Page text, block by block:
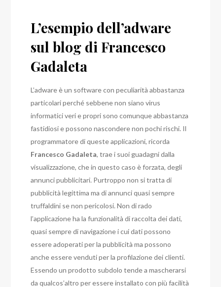
L’esempio dell’adware
sul blog di Francesco
Gadaleta
L’adware è un software con peculiarità abbastanza
particolari perché sebbene non siano virus
informatici veri e propri sono comunque abbastanza
fastidiosi e possono nascondere non pochi rischi. Il
programmatore di queste applicazioni, ricorda
Francesco Gadaleta, trae i suoi guadagni dalla
visualizzazione, che in questo caso è forzata, degli
annunci pubblicitari. Purtroppo non si tratta di
pubblicità legittima ma di annunci quasi sempre
truffaldini se non pericolosi. Non di rado
l’applicazione ha la funzionalità di raccolta dei dati,
quasi sempre di navigazione i cui dati possono
essere adoperati per la pubblicità ma possono
anche essere venduti per la profilazione dei clienti.
Essendo un prodotto subdolo tende a mascherarsi
da qualcos’altro per essere installato con più facilità